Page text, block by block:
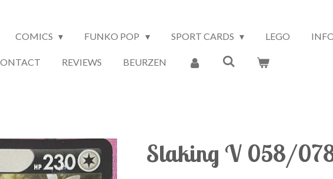
COMICS FUNKO POP SPORT CARDS LEGO
REVIEWS BEURZEN
Slaking V 058/